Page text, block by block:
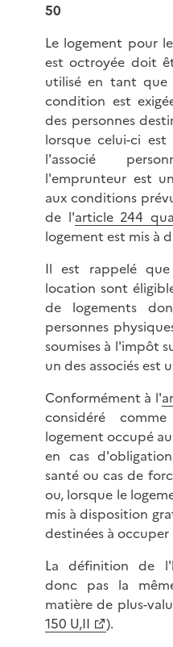
50
Le logement pour
est octroyée doit
utilisé en tant que
condition est
des personnes
lorsque celui-ci
l'associé
l'emprunteur est
aux conditions
de l'article 244
logement est mis à
Il est rappelé
location sont
de logements
personnes
soumises à l'impôt
un des associés est
Conformément à l'
considéré
logement occupé
en cas
santé ou cas de
ou, lorsque le
mis à disposition
destinées à
La définition de
donc pas la
matière de plus-
150 U,II
).